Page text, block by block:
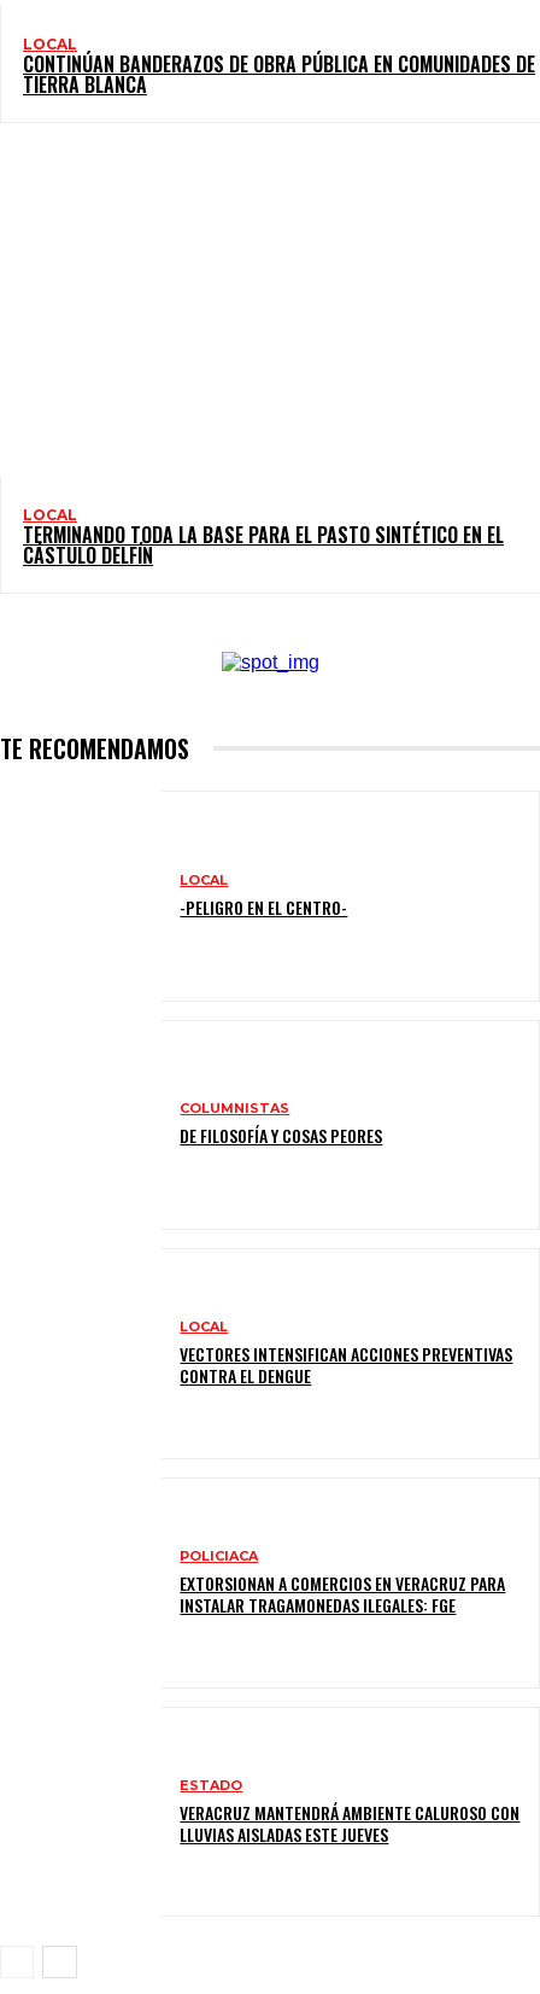
LOCAL
CONTINÚAN BANDERAZOS DE OBRA PÚBLICA EN COMUNIDADES DE
TIERRA BLANCA
LOCAL
TERMINANDO TODA LA BASE PARA EL PASTO SINTÉTICO EN EL
CÁSTULO DELFÍN
TE RECOMENDAMOS
LOCAL
-PELIGRO EN EL CENTRO-
COLUMNISTAS
DE FILOSOFÍA Y COSAS PEORES
LOCAL
VECTORES INTENSIFICAN ACCIONES PREVENTIVAS
CONTRA EL DENGUE
POLICIACA
EXTORSIONAN A COMERCIOS EN VERACRUZ PARA
INSTALAR TRAGAMONEDAS ILEGALES: FGE
ESTADO
VERACRUZ MANTENDRÁ AMBIENTE CALUROSO CON
LLUVIAS AISLADAS ESTE JUEVES